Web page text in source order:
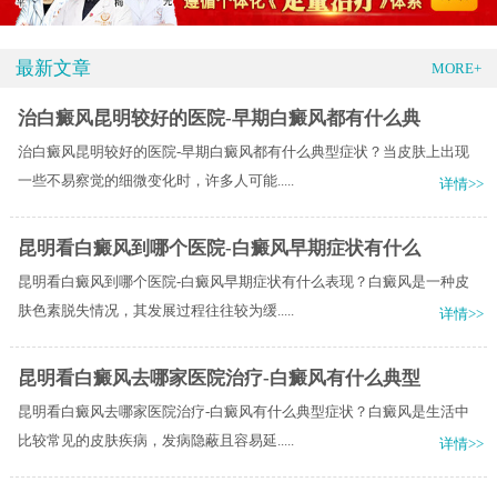
最新文章 MORE+
治白癜风昆明较好的医院-早期白癜风都有什么典
治白癜风昆明较好的医院-早期白癜风都有什么典型症状？当皮肤上出现
一些不易察觉的细微变化时，许多人可能.....
详情>>
昆明看白癜风到哪个医院-白癜风早期症状有什么
昆明看白癜风到哪个医院-白癜风早期症状有什么表现？白癜风是一种皮
肤色素脱失情况，其发展过程往往较为缓.....
详情>>
昆明看白癜风去哪家医院治疗-白癜风有什么典型
昆明看白癜风去哪家医院治疗-白癜风有什么典型症状？白癜风是生活中
比较常见的皮肤疾病，发病隐蔽且容易延.....
详情>>